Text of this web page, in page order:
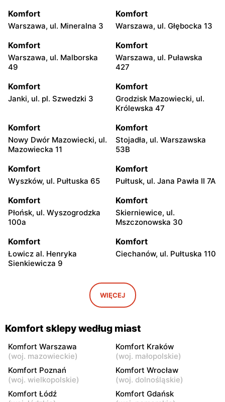
Komfort
Warszawa, ul. Mineralna 3
Komfort
Warszawa, ul. Głębocka 13
Komfort
Warszawa, ul. Malborska
49
Komfort
Warszawa, ul. Puławska
427
Komfort
Janki, ul. pl. Szwedzki 3
Komfort
Grodzisk Mazowiecki, ul.
Królewska 47
Komfort
Nowy Dwór Mazowiecki, ul.
Mazowiecka 11
Komfort
Stojadła, ul. Warszawska
53B
Komfort
Wyszków, ul. Pułtuska 65
Komfort
Pułtusk, ul. Jana Pawła II 7A
Komfort
Płońsk, ul. Wyszogrodzka
100a
Komfort
Skierniewice, ul.
Mszczonowska 30
Komfort
Łowicz al. Henryka
Sienkiewicza 9
Komfort
Ciechanów, ul. Pułtuska 110
Przasnysz, ul. Sierakowo
Komfort
Białki, ul. Łukowska 109
Komfort
Radom, ul. Stanisława
Żółkiewskiego 4
Komfort
Popiełuszki 4
Komfort
Ostrołęka, ul. Goworowska
Komfort
Mława, ul. Płocka 94
WIĘCEJ
Komfort sklepy według miast
Komfort Warszawa
(woj. mazowieckie)
Komfort Kraków
(woj. małopolskie)
Komfort Poznań
(woj. wielkopolskie)
Komfort Wrocław
(woj. dolnośląskie)
Komfort Łódź
Komfort Gdańsk